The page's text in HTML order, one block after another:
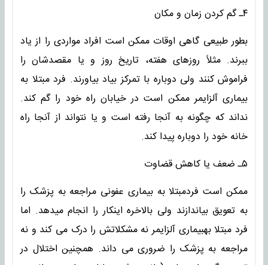
۴ـ گم کردن زمان و مکان
بطور طبیعی گاهی اوقات ممکن است افراد مواردی را از یاد
ببرند. مثلاً روزهای هفته، تاریخ روز و یا مقصدشان را
فراموش کنند ولی دوباره با تمرکز بیاد بیاورند. فرد مبتلا به
بیماری آلزایمر ممکن است در خیابان راه خود را گم کند.
نداند که چگونه به آنجا رفته است و یا نتواند از آنجا راه
خانه خود را دوباره پیدا کند.
۵ـ ضعف یا کاهش قضاوت
ممکن است فردمبتلا به بیماری عفونی مراجعه به پزشک را
به تعویق بیاندازند ولی بالاخره اینکار را انجام میدهد. اما
فرد مبتلا بهبیماری آلزایمر نه مشکلاتش را درک می کند و نه
مراجعه به پزشک را ضروری می داند. همچنین اختلال در